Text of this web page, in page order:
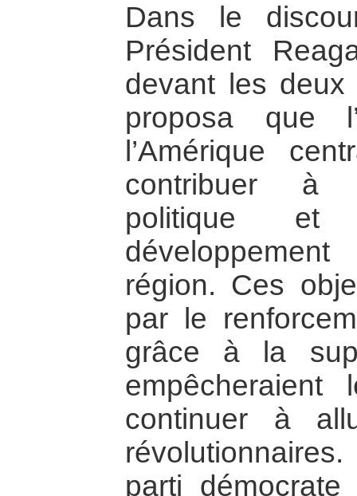
Dans le
Président
devant les deux
proposa que
l’Amérique
contribuer à
politique
région. Ces
par le
grâce à la
empêcheraient
continuer à
parti démocrate